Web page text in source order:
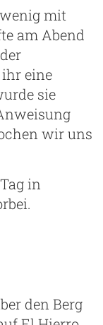
mit
am Abend
eine
sie
wir uns
in
den Berg